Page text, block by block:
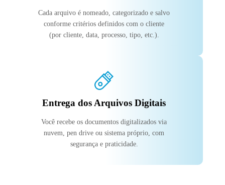
Cada arquivo é nomeado, categorizado e salvo
conforme critérios definidos com o cliente
(por cliente, data, processo, tipo, etc.).
Entrega dos Arquivos Digitais
Você recebe os documentos digitalizados via
nuvem, pen drive ou sistema próprio, com
segurança e praticidade.